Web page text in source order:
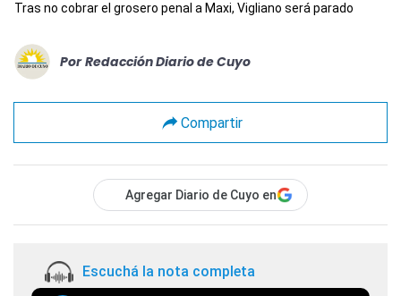
Tras no cobrar el grosero penal a Maxi, Vigliano será parado
Por Redacción Diario de Cuyo
Compartir
Agregar Diario de Cuyo en
Escuchá la nota completa